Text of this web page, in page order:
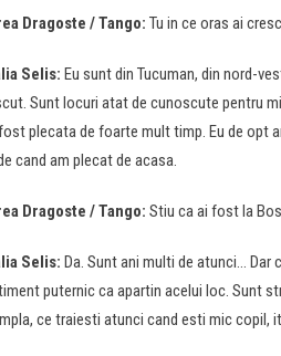
Dragoste / Tango: Tu in ce oras ai
Selis: Eu sunt din Tucuman, din nord-
Sunt locuri atat de cunoscute pentru
plecata de foarte mult timp. Eu de opt
cand am plecat de acasa.
Dragoste / Tango: Stiu ca ai fost la
Selis: Da. Sunt ani multi de atunci… Dar
puternic ca apartin acelui loc. Sunt
ce traiesti atunci cand esti mic copil,